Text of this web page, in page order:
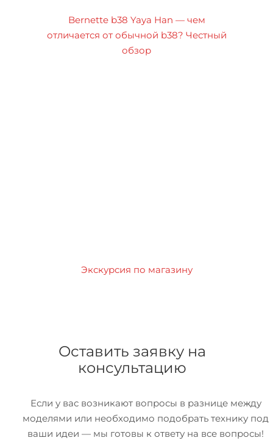
Bernette b38 Yaya Han — чем
отличается от обычной b38? Честный
обзор
Экскурсия по магазину
Оставить заявку на
консультацию
Если у вас возникают вопросы в разнице между
моделями или необходимо подобрать технику под
ваши идеи — мы готовы к ответу на все вопросы!